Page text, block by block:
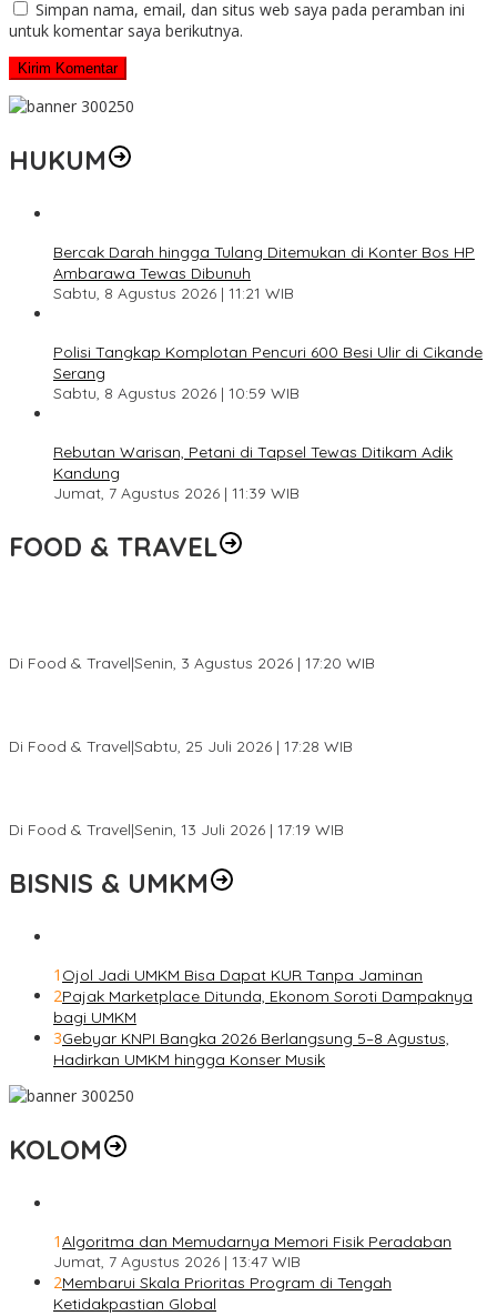
Simpan nama, email, dan situs web saya pada peramban ini
untuk komentar saya berikutnya.
HUKUM
Bercak Darah hingga Tulang Ditemukan di Konter Bos HP
Ambarawa Tewas Dibunuh
Sabtu, 8 Agustus 2026 | 11:21 WIB
Polisi Tangkap Komplotan Pencuri 600 Besi Ulir di Cikande
Serang
Sabtu, 8 Agustus 2026 | 10:59 WIB
Rebutan Warisan, Petani di Tapsel Tewas Ditikam Adik
Kandung
Jumat, 7 Agustus 2026 | 11:39 WIB
FOOD & TRAVEL
Di Food & Travel|Senin, 3 Agustus 2026 | 17:20 WIB
Di Food & Travel|Sabtu, 25 Juli 2026 | 17:28 WIB
Di Food & Travel|Senin, 13 Juli 2026 | 17:19 WIB
BISNIS & UMKM
1 Ojol Jadi UMKM Bisa Dapat KUR Tanpa Jaminan
2Pajak Marketplace Ditunda, Ekonom Soroti Dampaknya
bagi UMKM
3Gebyar KNPI Bangka 2026 Berlangsung 5–8 Agustus,
Hadirkan UMKM hingga Konser Musik
KOLOM
1Algoritma dan Memudarnya Memori Fisik Peradaban
Jumat, 7 Agustus 2026 | 13:47 WIB
2Membarui Skala Prioritas Program di Tengah
Ketidakpastian Global